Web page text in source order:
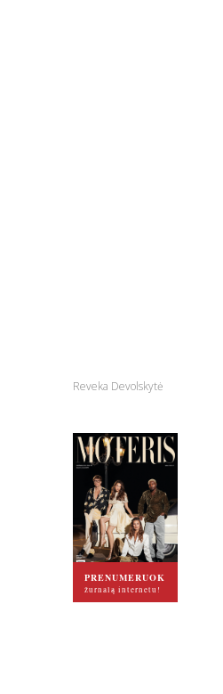
Reveka Devolskytė
PRENUMERUOK
žurnalą internetu!